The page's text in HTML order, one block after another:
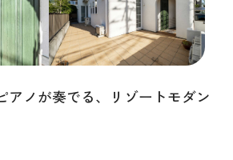
ポリシー
アノが奏でる、リゾートモダン
シンボルツリー
暮らす家
犬と暮らす家